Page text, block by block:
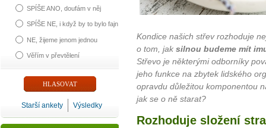
SPÍŠE ANO, doufám v něj
SPÍŠE NE, i když by to bylo fajn
NE, žijeme jenom jednou
Věřím v převtělení
Starší ankety Výsledky
Kondice našich střev rozhoduje
o tom, jak silnou budeme mít
Střevo je některými odborníky
jeho funkce na zbytek lidského
opravdu důležitou komponentou
jak se o ně starat?
Rozhoduje složení